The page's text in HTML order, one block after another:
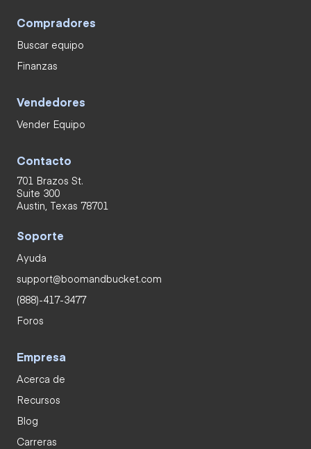
Compradores
Buscar equipo
Finanzas
Vendedores
Vender Equipo
Contacto
701 Brazos St.
Suite 300
Austin, Texas 78701
Soporte
Ayuda
support@boomandbucket.com
(888)-417-3477
Foros
Empresa
Acerca de
Recursos
Blog
Carreras